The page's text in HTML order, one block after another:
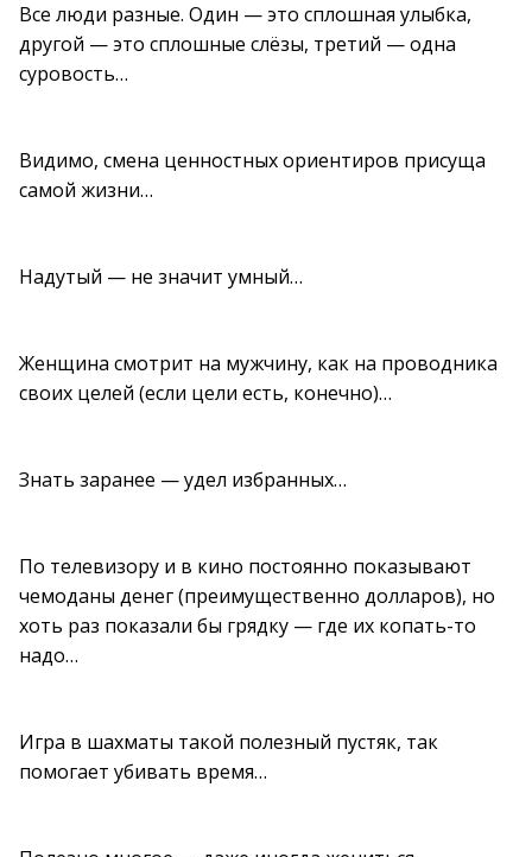
Все люди разные. Один — это сплошная улыбка,
другой — это сплошные слёзы, третий — одна
суровость…
Видимо, смена ценностных ориентиров присуща
самой жизни…
Надутый — не значит умный…
Женщина смотрит на мужчину, как на проводника
своих целей (если цели есть, конечно)…
Знать заранее — удел избранных…
По телевизору и в кино постоянно показывают
чемоданы денег (преимущественно долларов), но
хоть раз показали бы грядку — где их копать-то
надо…
Игра в шахматы такой полезный пустяк, так
помогает убивать время…